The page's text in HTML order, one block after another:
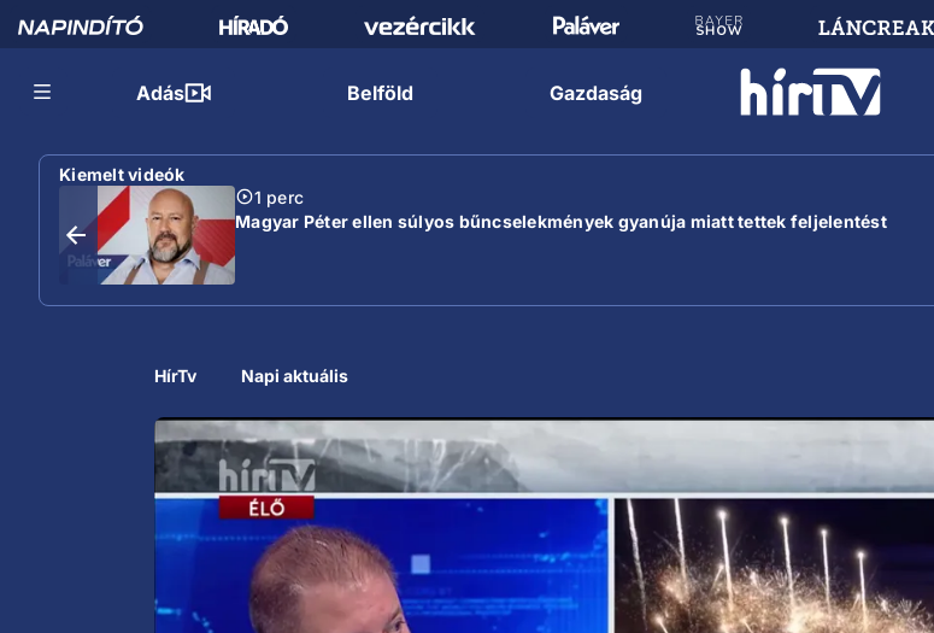
Adás Belföld Gazdaság
Kiemelt videók
1 perc
Magyar Péter ellen súlyos bűncselekmények gyanúja miatt tettek feljelentést
HírTv Napi aktuális